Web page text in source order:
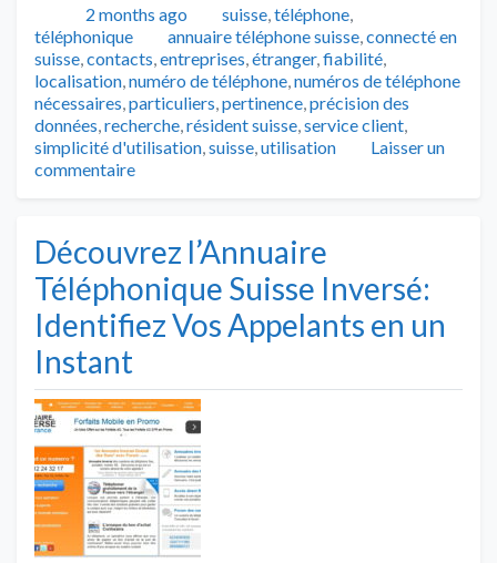
Publié2 months ago Catégories
suisse,téléphone,
téléphonique
Tags
annuaire téléphone suisse,connecté en
suisse,contacts,entreprises,étranger,fiabilité,
localisation,numéro de téléphone,numéros de téléphone
nécessaires,particuliers,pertinence,précision des
données,recherche,résident suisse,service client,
simplicité d'utilisation,suisse,utilisation
Laisser un
commentaire
Découvrez l’Annuaire
Téléphonique Suisse Inversé:
Identifiez Vos Appelants en un
Instant